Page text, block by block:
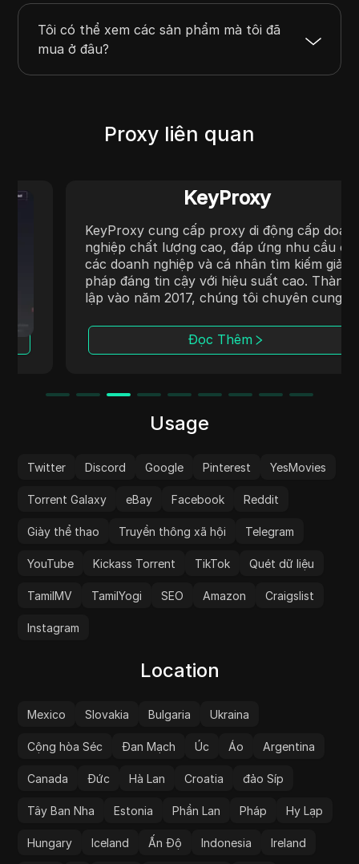
Tôi có thể xem các sản phẩm mà tôi đã
mua ở đâu?
Proxy liên quan
KeyProxy
KeyProxy cung cấp proxy di động cấp doanh
nghiệp chất lượng cao, đáp ứng nhu cầu của
các doanh nghiệp và cá nhân tìm kiếm giải
pháp đáng tin cậy với hiệu suất cao. Thành
lập vào năm 2017, chúng tôi chuyên cung cấp
trung vào ổn định, bảo mật và tốc độ. Tại
KeyProxy, chúng tôi cam kết cung cấp công
Đọc Thêm
Usage
Twitter Discord Google Pinterest YesMovies
Torrent Galaxy eBay Facebook Reddit
Giày thể thao Truyền thông xã hội Telegram
YouTube Kickass Torrent TikTok Quét dữ liệu
TamilMV TamilYogi SEO Amazon Craigslist
Instagram
Location
Mexico Slovakia Bulgaria Ukraina
Cộng hòa Séc Đan Mạch Úc Áo Argentina
Canada Đức Hà Lan Croatia đảo Síp
Tây Ban Nha Estonia Phần Lan Pháp Hy Lạp
Hungary Iceland Ấn Độ Indonesia Ireland